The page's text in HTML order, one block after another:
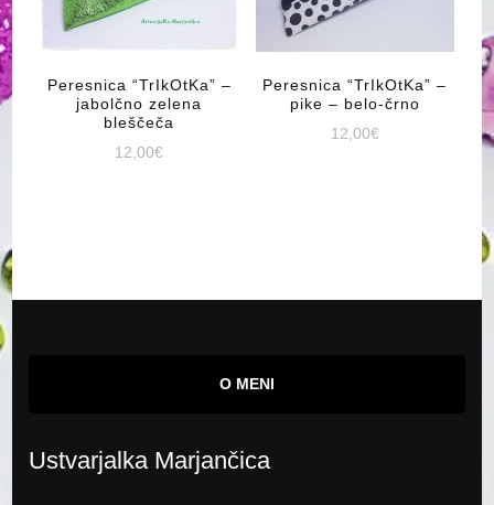
Peresnica “TrIkOtKa” –
jabolčno zelena
bleščeča
12,00€
Peresnica “TrIkOtKa” –
pike – belo-črno
12,00€
O MENI
Ustvarjalka Marjančica